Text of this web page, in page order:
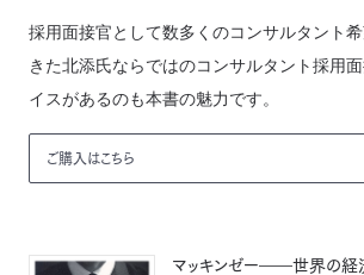
採用面接官として数多くのコンサルタント
きた北添氏ならではのコンサルタント採用
イスがあるのも本書の魅力です。
ご購入はこちら
マッキンゼー――世界の経